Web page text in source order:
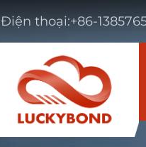
Điện thoại:+86-